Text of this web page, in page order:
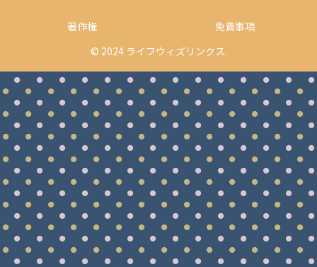
著作権
免責事項
© 2024 ライフウィズリンクス.